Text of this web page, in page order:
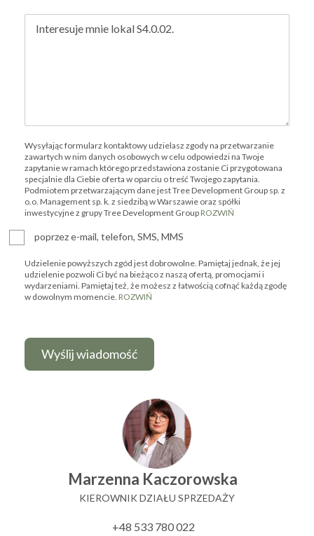
Wysyłając formularz kontaktowy udzielasz zgody na przetwarzanie
zawartych w nim danych osobowych w celu odpowiedzi na Twoje
zapytanie w ramach którego przedstawiona zostanie Ci przygotowana
specjalnie dla Ciebie oferta w oparciu o treść Twojego zapytania.
Podmiotem przetwarzającym dane jest Tree Development Group sp. z
o.o. Management sp. k. z siedzibą w Warszawie oraz spółki
inwestycyjne z grupy Tree Development Group ROZWIŃ
poprzez e-mail, telefon, SMS, MMS
Udzielenie powyższych zgód jest dobrowolne. Pamiętaj jednak, że jej
udzielenie pozwoli Ci być na bieżąco z naszą ofertą, promocjami i
wydarzeniami. Pamiętaj też, że możesz z łatwością cofnąć każdą zgodę
w dowolnym momencie. ROZWIŃ
Marzenna Kaczorowska
KIEROWNIK DZIAŁU SPRZEDAŻY
+48 533 780 022